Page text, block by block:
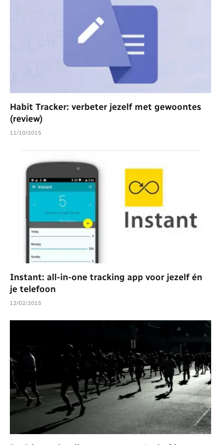
Habit Tracker: verbeter jezelf met gewoontes
(review)
11/10/2015
Instant: all-in-one tracking app voor jezelf én
je telefoon
12/02/2015